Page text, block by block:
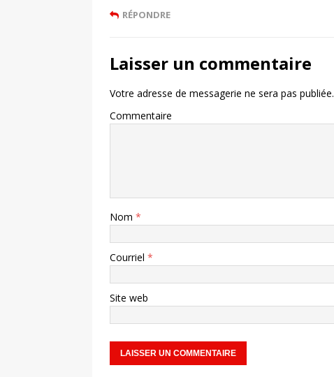
RÉPONDRE
Laisser un commentaire
Votre adresse de messagerie ne sera pas publiée.
Commentaire
Nom *
Courriel *
Site web